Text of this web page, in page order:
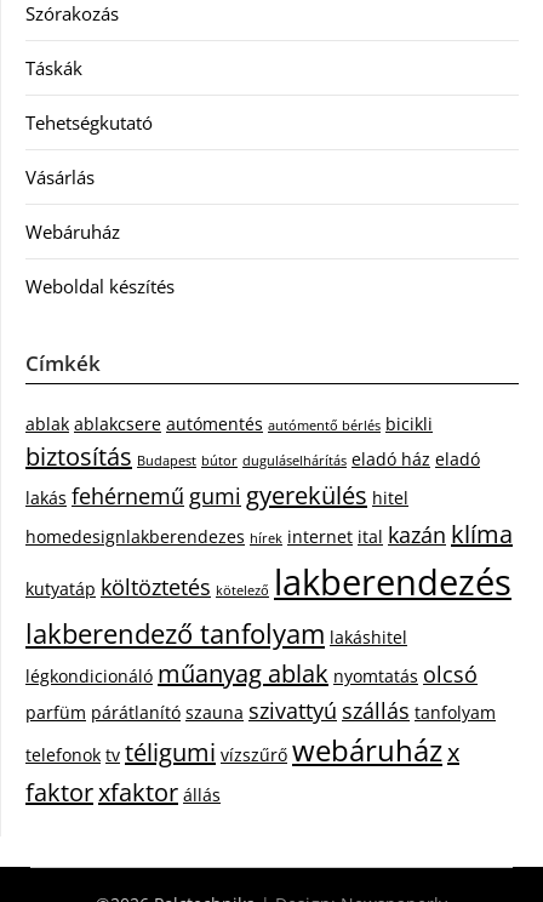
Szórakozás
Táskák
Tehetségkutató
Vásárlás
Webáruház
Weboldal készítés
Címkék
ablak ablakcsere autómentés autómentő bérlés bicikli
biztosítás Budapest bútor duguláselhárítás eladó ház eladó
lakás fehérnemű gumi gyerekülés hitel
homedesignlakberendezes hírek internet ital kazán klíma
kutyatáp költöztetés kötelező lakberendezés
lakberendező tanfolyam lakáshitel
légkondicionáló műanyag ablak nyomtatás olcsó
parfüm párátlanító szauna szivattyú szállás tanfolyam
telefonok tv téligumi vízszűrő webáruházx
faktorxfaktor állás